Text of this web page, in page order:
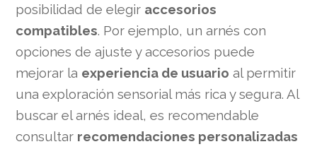
posibilidad de elegir accesorios
compatibles. Por ejemplo, un arnés con
opciones de ajuste y accesorios puede
mejorar la experiencia de usuario al permitir
una exploración sensorial más rica y segura. Al
buscar el arnés ideal, es recomendable
consultar recomendaciones personalizadas